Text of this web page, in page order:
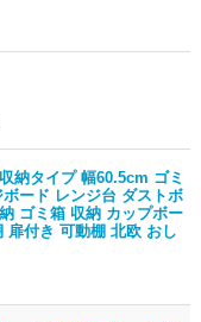
納タイプ 幅60.5cm ゴミ
ード レンジ台 ダストボ
ゴミ箱 収納 カップボー
扉付き 可動棚 北欧 おし